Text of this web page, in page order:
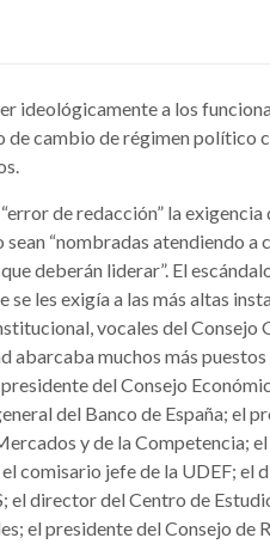
ideológicamente a los
cambio de régimen político
de redacción” la
“nombradas atendiendo
deberán liderar”. El
les exigía a las más altas
vocales del Consejo
abarcaba muchos más
del Consejo
del Banco de España; el
y de la Competencia;
comisario jefe de la UDEF;
el director del Centro de
el presidente del Consejo de